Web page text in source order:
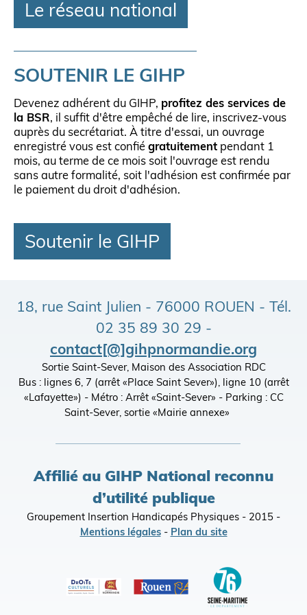
Le réseau national
SOUTENIR LE GIHP
Devenez adhérent du GIHP, profitez des services de
la BSR, il suffit d'être empêché de lire, inscrivez-vous
auprès du secrétariat. À titre d'essai, un ouvrage
enregistré vous est confié gratuitement pendant 1
mois, au terme de ce mois soit l'ouvrage est rendu
sans autre formalité, soit l'adhésion est confirmée par
le paiement du droit d'adhésion.
Soutenir le GIHP
18, rue Saint Julien - 76000 ROUEN - Tél.
02 35 89 30 29 -
contact[@]gihpnormandie.org
Sortie Saint-Sever, Maison des Association RDC
Bus : lignes 6, 7 (arrêt «Place Saint Sever»), ligne 10 (arrêt
«Lafayette») - Métro : Arrêt «Saint-Sever» - Parking : CC
Saint-Sever, sortie «Mairie annexe»
Affilié au GIHP National reconnu
d’utilité publique
Groupement Insertion Handicapés Physiques - 2015 -
Mentions légales- Plan du site